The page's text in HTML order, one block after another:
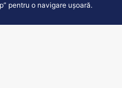
pentru o navigare ușoară.